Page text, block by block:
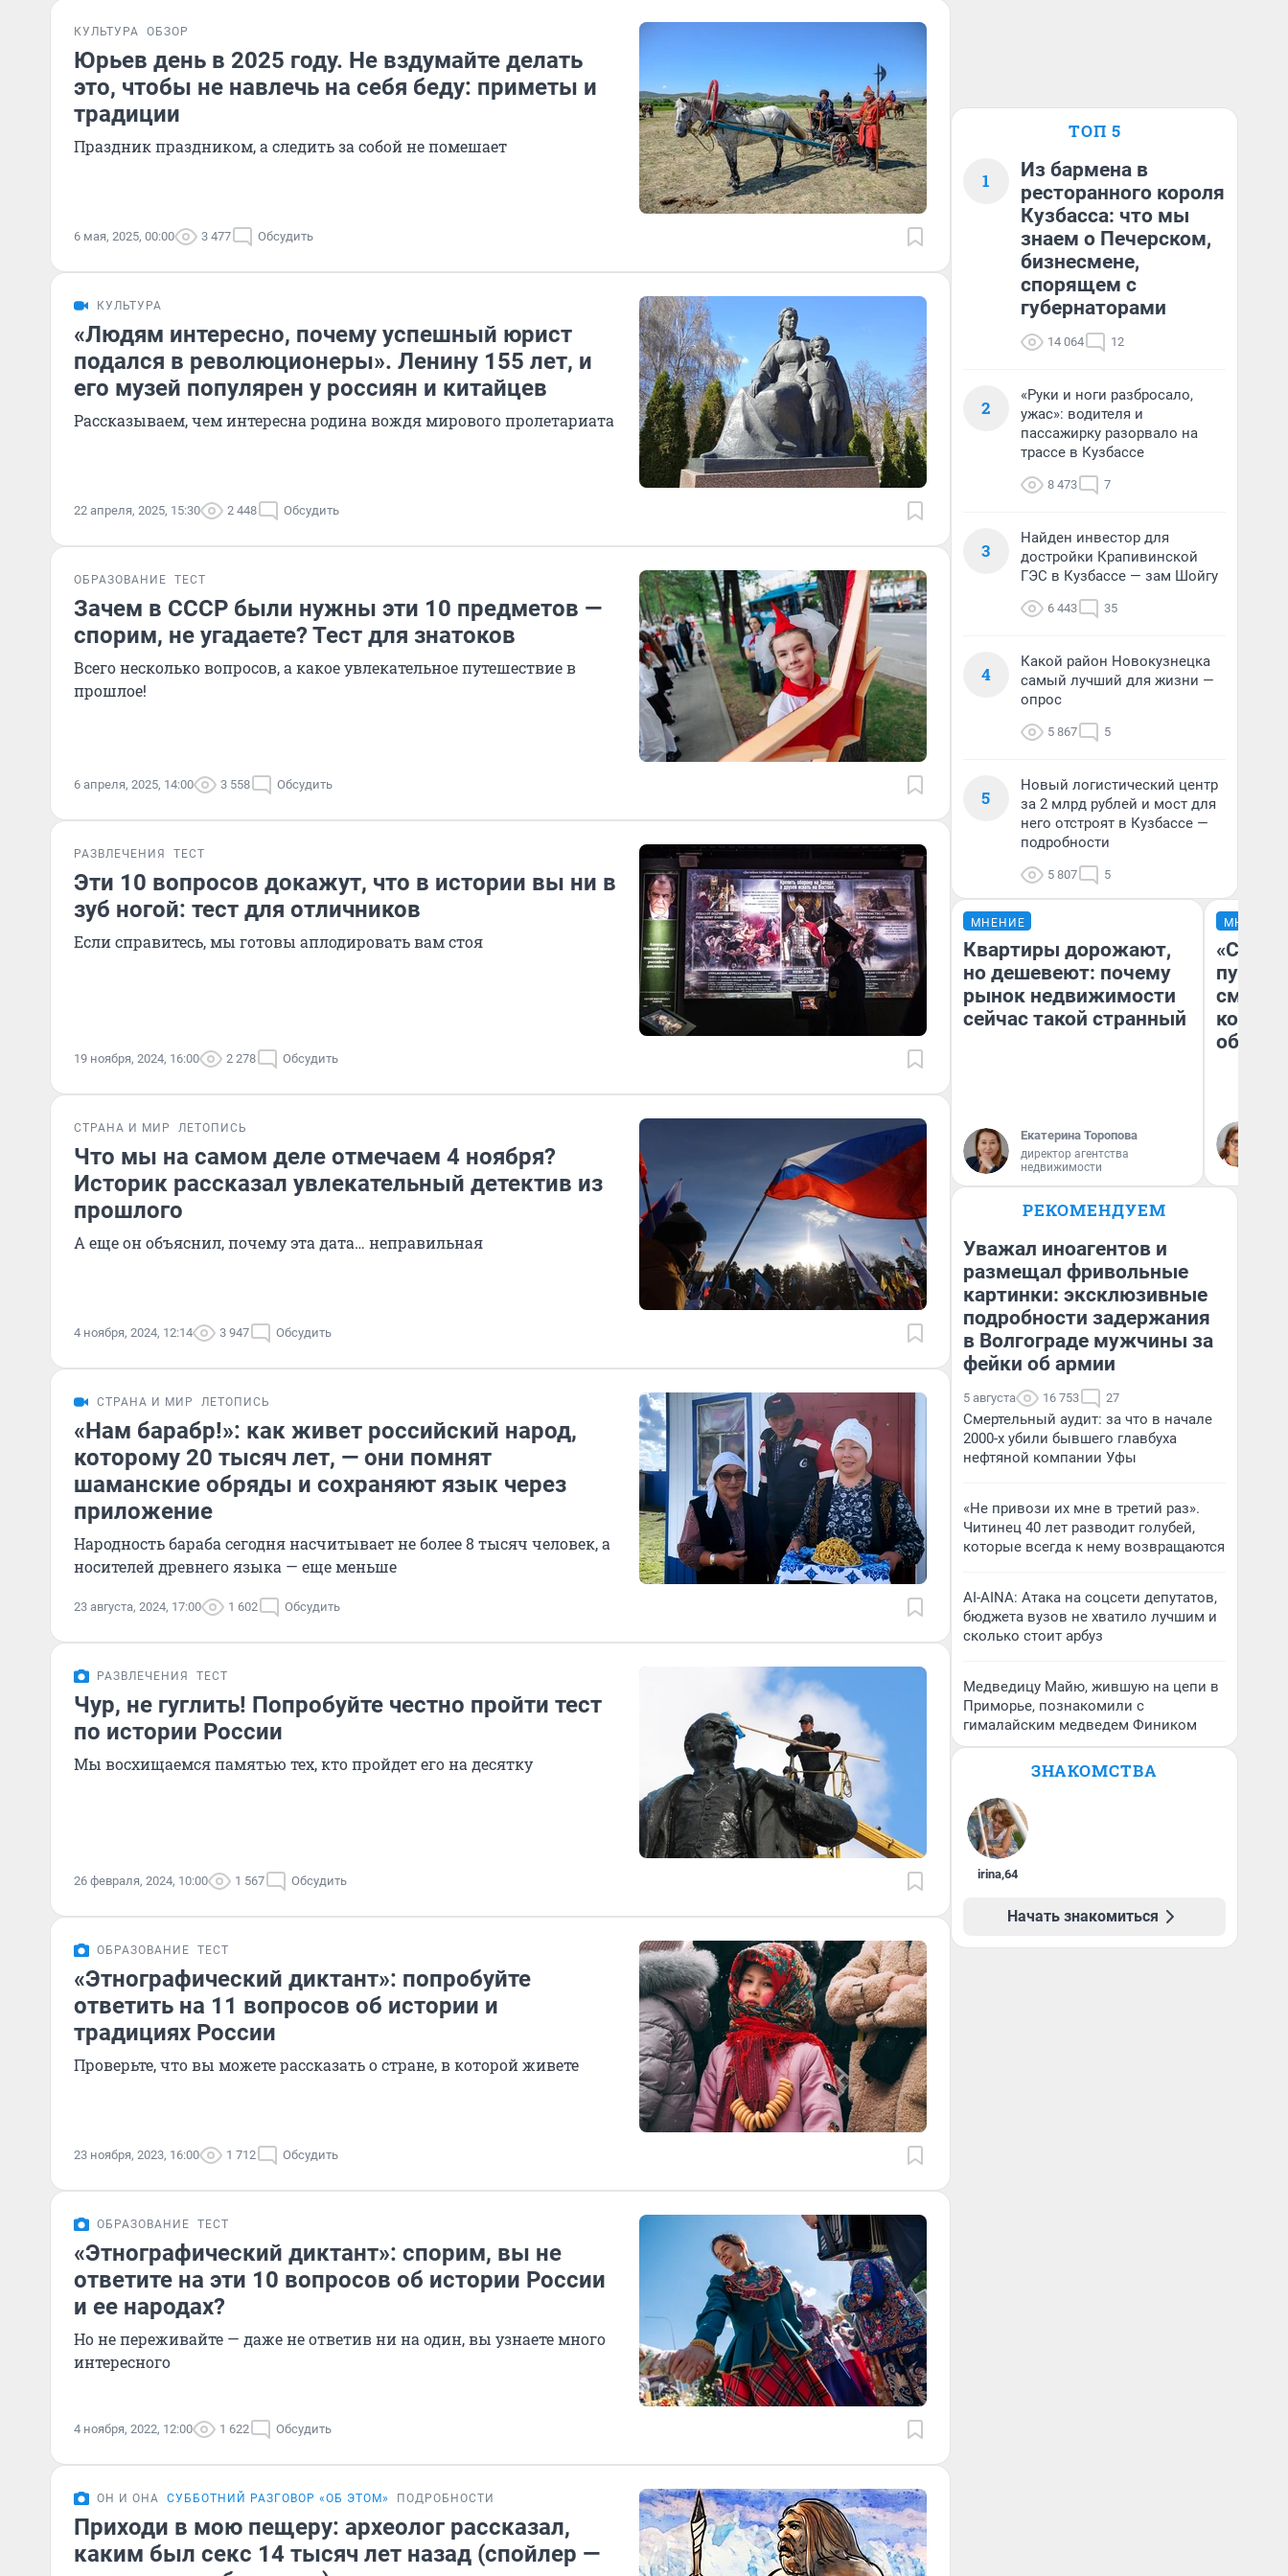
КУЛЬТУРА ОБЗОР
Юрьев день в 2025 году. Не вздумайте делать
это, чтобы не навлечь на себя беду: приметы и
традиции
Праздник праздником, а следить за собой не помешает
6 мая, 2025, 00:00 3 477 Обсудить
КУЛЬТУРА
«Людям интересно, почему успешный юрист
подался в революционеры». Ленину 155 лет, и
его музей популярен у россиян и китайцев
Рассказываем, чем интересна родина вождя мирового пролетариата
22 апреля, 2025, 15:30 2 448 Обсудить
ОБРАЗОВАНИЕ ТЕСТ
Зачем в СССР были нужны эти 10 предметов —
спорим, не угадаете? Тест для знатоков
Всего несколько вопросов, а какое увлекательное путешествие в
прошлое!
6 апреля, 2025, 14:00 3 558 Обсудить
РАЗВЛЕЧЕНИЯ ТЕСТ
Эти 10 вопросов докажут, что в истории вы ни в
зуб ногой: тест для отличников
Если справитесь, мы готовы аплодировать вам стоя
19 ноября, 2024, 16:00 2 278 Обсудить
СТРАНА И МИР ЛЕТОПИСЬ
Что мы на самом деле отмечаем 4 ноября?
Историк рассказал увлекательный детектив из
прошлого
А еще он объяснил, почему эта дата… неправильная
4 ноября, 2024, 12:14 3 947 Обсудить
СТРАНА И МИР ЛЕТОПИСЬ
«Нам барабр!»: как живет российский народ,
которому 20 тысяч лет, — они помнят
шаманские обряды и сохраняют язык через
приложение
Народность бараба сегодня насчитывает не более 8 тысяч человек, а
носителей древнего языка — еще меньше
23 августа, 2024, 17:00 1 602 Обсудить
РАЗВЛЕЧЕНИЯ ТЕСТ
Чур, не гуглить! Попробуйте честно пройти тест
по истории России
Мы восхищаемся памятью тех, кто пройдет его на десятку
26 февраля, 2024, 10:00 1 567 Обсудить
ОБРАЗОВАНИЕ ТЕСТ
«Этнографический диктант»: попробуйте
ответить на 11 вопросов об истории и
традициях России
Проверьте, что вы можете рассказать о стране, в которой живете
23 ноября, 2023, 16:00 1 712 Обсудить
ОБРАЗОВАНИЕ ТЕСТ
«Этнографический диктант»: спорим, вы не
ответите на эти 10 вопросов об истории России
и ее народах?
Но не переживайте — даже не ответив ни на один, вы узнаете много
интересного
4 ноября, 2022, 12:00 1 622 Обсудить
ОН И ОНА СУББОТНИЙ РАЗГОВОР «ОБ ЭТОМ» ПОДРОБНОСТИ
Приходи в мою пещеру: археолог рассказал,
каким был секс 14 тысяч лет назад (спойлер —
ТОП 5
1
Из бармена в
ресторанного короля
Кузбасса: что мы
знаем о Печерском,
бизнесмене,
спорящем с
губернаторами
14 064 12
2
«Руки и ноги разбросало,
ужас»: водителя и
пассажирку разорвало на
трассе в Кузбассе
8 473 7
3
Найден инвестор для
достройки Крапивинской
ГЭС в Кузбассе — зам Шойгу
6 443 35
4
Какой район Новокузнецка
самый лучший для жизни —
опрос
5 867 5
5
Новый логистический центр
за 2 млрд рублей и мост для
него отстроят в Кузбассе —
подробности
5 807 5
МНЕНИЕ
Квартиры дорожают,
но дешевеют: почему
рынок недвижимости
сейчас такой странный
Екатерина Торопова
директор агентства
недвижимости
МНЕНИЕ
РЕКОМЕНДУЕМ
Уважал иноагентов и
размещал фривольные
картинки: эксклюзивные
подробности задержания
в Волгограде мужчины за
фейки об армии
5 августа 16 753 27
Смертельный аудит: за что в начале
2000-х убили бывшего главбуха
нефтяной компании Уфы
«Не привози их мне в третий раз».
Читинец 40 лет разводит голубей,
которые всегда к нему возвращаются
AI-AINA: Атака на соцсети депутатов,
бюджета вузов не хватило лучшим и
сколько стоит арбуз
Медведицу Майю, жившую на цепи в
Приморье, познакомили с
гималайским медведем Фиником
ЗНАКОМСТВА
irina,64
Начать знакомиться